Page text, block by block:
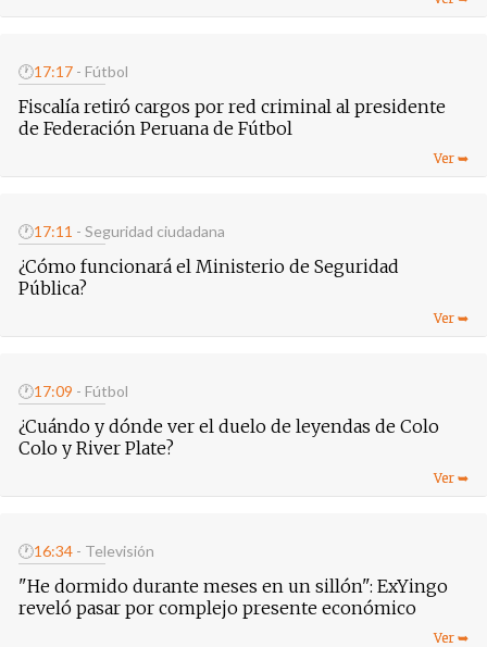
🕐17:17 - Fútbol
Fiscalía retiró cargos por red criminal al presidente
de Federación Peruana de Fútbol
🕐17:11 - Seguridad ciudadana
¿Cómo funcionará el Ministerio de Seguridad
Pública?
🕐17:09 - Fútbol
¿Cuándo y dónde ver el duelo de leyendas de Colo
Colo y River Plate?
🕐16:34 - Televisión
"He dormido durante meses en un sillón": ExYingo
reveló pasar por complejo presente económico